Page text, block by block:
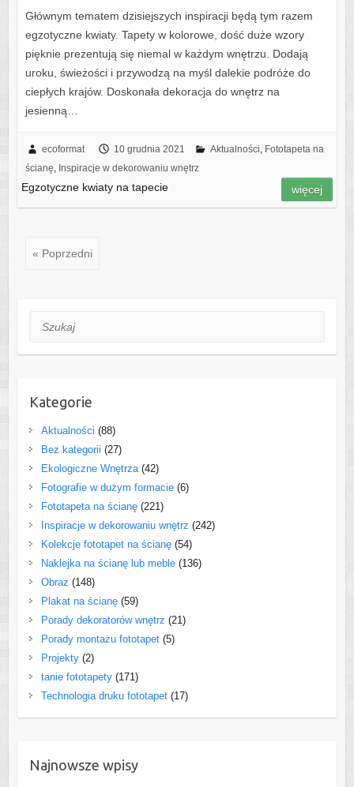
Głównym tematem dzisiejszych inspiracji będą tym razem
egzotyczne kwiaty. Tapety w kolorowe, dość duże wzory
pięknie prezentują się niemal w każdym wnętrzu. Dodają
uroku, świeżości i przywodzą na myśl dalekie podróże do
ciepłych krajów. Doskonała dekoracja do wnętrz na
jesienną…
ecoformat 10 grudnia 2021 Aktualności, Fototapeta na
ścianę, Inspiracje w dekorowaniu wnętrz
Egzotyczne kwiaty na tapecie więcej
« Poprzedni
Szukaj
Kategorie
Aktualności (88)
Bez kategorii (27)
Ekologiczne Wnętrza(42)
Fotografie w dużym formacie(6)
Fototapeta na ścianę(221)
Inspiracje w dekorowaniu wnętrz (242)
Kolekcje fototapet na ścianę(54)
Naklejka na ścianę lub meble(136)
Obraz (148)
Plakat na ścianę(59)
Porady dekoratorów wnętrz (21)
Porady montażu fototapet(5)
Projekty(2)
tanie fototapety(171)
Technologia druku fototapet(17)
Najnowsze wpisy